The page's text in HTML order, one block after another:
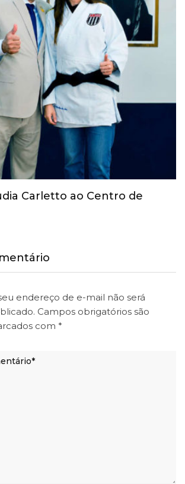
provisória do Comitê
endereço de e-mail não será
Campos obrigatórios são
com *